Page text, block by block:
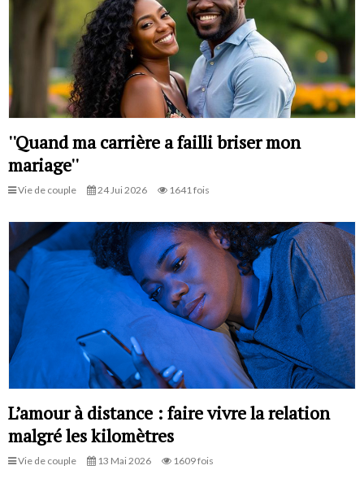
''Quand ma carrière a failli briser mon
mariage''
Vie de couple 24 Jui 2026 1641 fois
L’amour à distance : faire vivre la relation
malgré les kilomètres
Vie de couple 13 Mai 2026 1609 fois